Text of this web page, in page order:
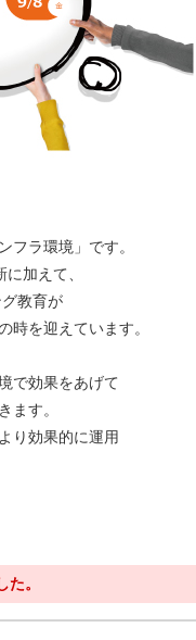
フラ環境」です。
加えて、
教育が
時を迎えています。
で効果をあげて
ます。
り効果的に運用
。